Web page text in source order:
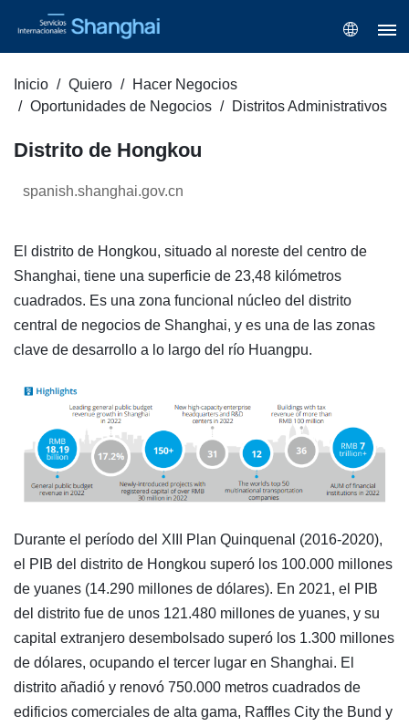
Inicio Quiero
Hacer Negocios
Oportunidades de Negocios
Distritos Administrativos
Distrito de Hongkou
spanish.shanghai.gov.cn
El distrito de Hongkou, situado al noreste del centro de
Shanghai, tiene una superficie de 23,48 kilómetros
cuadrados. Es una zona funcional núcleo del distrito
central de negocios de Shanghai, y es una de las zonas
clave de desarrollo a lo largo del río Huangpu.
Durante el período del XIII Plan Quinquenal (2016-2020),
el PIB del distrito de Hongkou superó los 100.000 millones
de yuanes (14.290 millones de dólares). En 2021, el PIB
del distrito fue de unos 121.480 millones de yuanes, y su
capital extranjero desembolsado superó los 1.300 millones
de dólares, ocupando el tercer lugar en Shanghai. El
distrito añadió y renovó 750.000 metros cuadrados de
edificios comerciales de alta gama, Raffles City the Bund y